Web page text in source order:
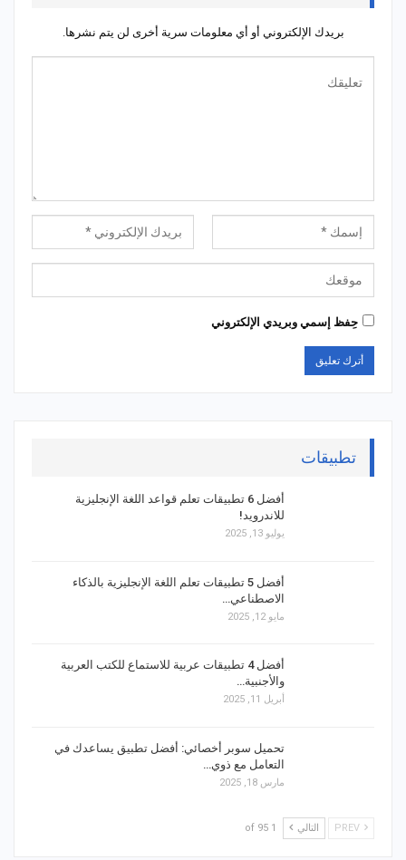
بريدك الإلكتروني أو أي معلومات سرية أخرى لن يتم نشرها.
حِفظ إسمي وبريدي الإلكتروني
تطبيقات
أفضل 6 تطبيقات تعلم قواعد اللغة الإنجليزية
للاندرويد!
يوليو 13, 2025
أفضل 5 تطبيقات تعلم اللغة الإنجليزية بالذكاء
الاصطناعي…
مايو 12, 2025
أفضل 4 تطبيقات عربية للاستماع للكتب العربية
والأجنبية…
أبريل 11, 2025
تحميل سوبر أخصائي: أفضل تطبيق يساعدك في
التعامل مع ذوي…
مارس 18, 2025
التالي 1 of 95